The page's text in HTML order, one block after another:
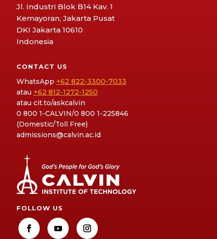
Jl. Industri Blok B14 Kav. 1
Kemayoran, Jakarta Pusat
DKI Jakarta 10610
Indonesia
CONTACT US
WhatsApp +62 822-3300-7033
atau +62 812-1272-1250
atau cit.to/askcalvin
0 800 1-CALVIN/0 800 1-225846
(Domestic/Toll Free)
admissions@calvin.ac.id
FOLLOW US